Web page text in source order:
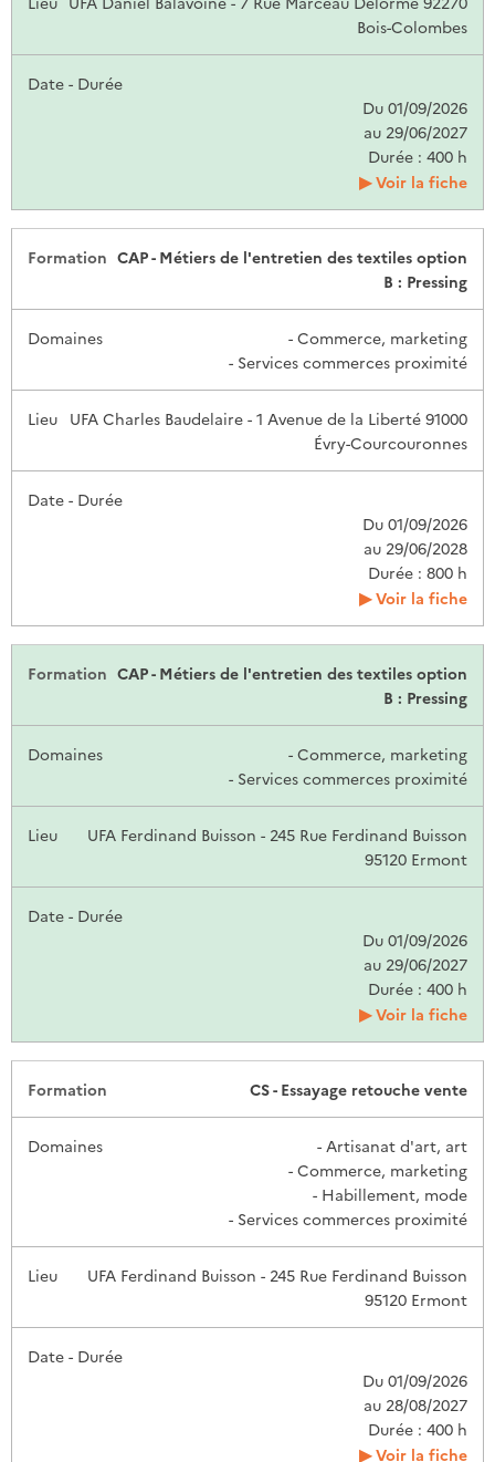
Bois-Colombes
Du 01/09/2026
au 29/06/2027
Durée : 400 h
Voir la fiche
CAP - Métiers de l'entretien des textiles option
B : Pressing
- Commerce, marketing
- Services commerces proximité
UFA Charles Baudelaire - 1 Avenue de la Liberté 91000
Évry-Courcouronnes
Du 01/09/2026
au 29/06/2028
Durée : 800 h
Voir la fiche
CAP - Métiers de l'entretien des textiles option
B : Pressing
- Commerce, marketing
- Services commerces proximité
UFA Ferdinand Buisson - 245 Rue Ferdinand Buisson
95120 Ermont
Du 01/09/2026
au 29/06/2027
Durée : 400 h
Voir la fiche
CS - Essayage retouche vente
- Artisanat d'art, art
- Commerce, marketing
- Habillement, mode
- Services commerces proximité
UFA Ferdinand Buisson - 245 Rue Ferdinand Buisson
95120 Ermont
Du 01/09/2026
au 28/08/2027
Durée : 400 h
Voir la fiche